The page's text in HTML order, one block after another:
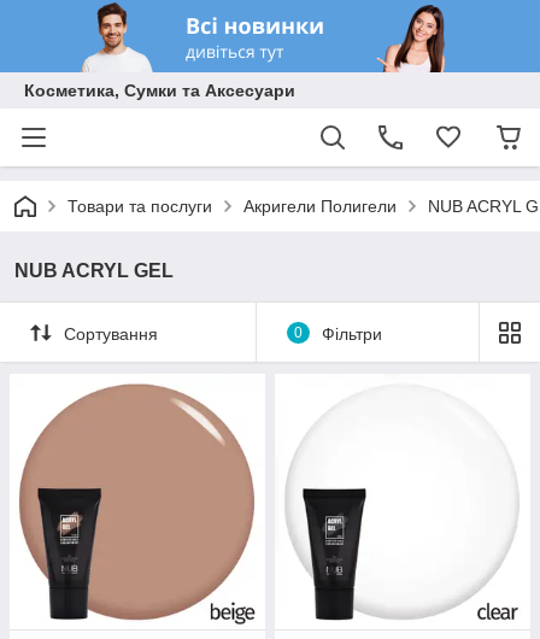
Косметика, Сумки та Аксесуари
Товари та послуги Акригели Полигели NUB ACRYL
NUB ACRYL GEL
Сортування 0 Фільтри